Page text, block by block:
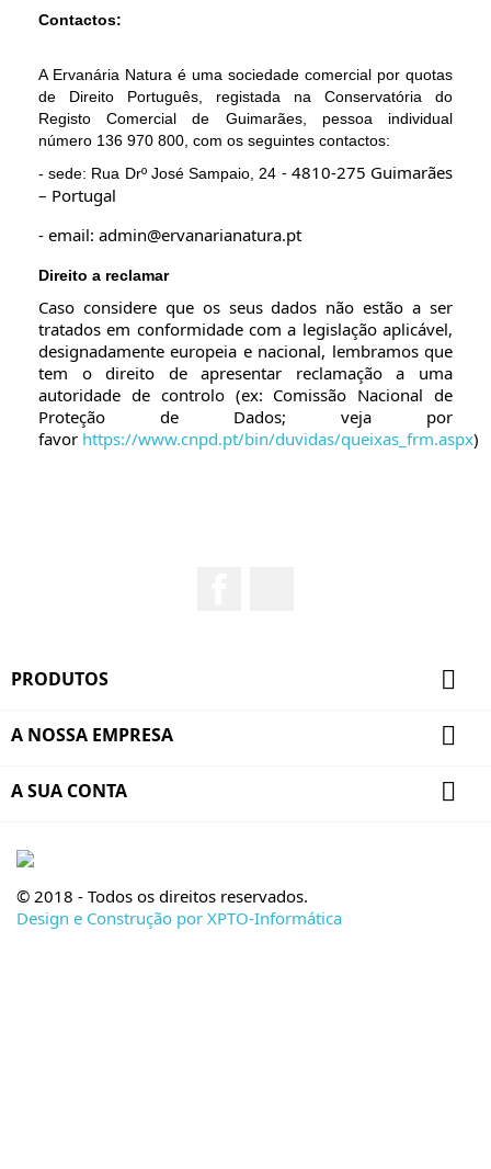
Contactos:
A Ervanária Natura é uma sociedade comercial por quotas
de Direito Português, registada na Conservatória do
Registo Comercial de Guimarães, pessoa individual
número 136 970 800, com os seguintes contactos:
- sede: Rua Drº José Sampaio, 24 - 4810-275 Guimarães
– Portugal
- email: admin@ervanarianatura.pt
Direito a reclamar
Caso considere que os seus dados não estão a ser
tratados em conformidade com a legislação aplicável,
designadamente europeia e nacional, lembramos que
tem o direito de apresentar reclamação a uma
autoridade de controlo (ex: Comissão Nacional de
Proteção de Dados; veja por
favor https://www.cnpd.pt/bin/duvidas/queixas_frm.aspx)
PRODUTOS 
A NOSSA EMPRESA 
A SUA CONTA 
© 2018 - Todos os direitos reservados.
Design e Construção por XPTO-Informática